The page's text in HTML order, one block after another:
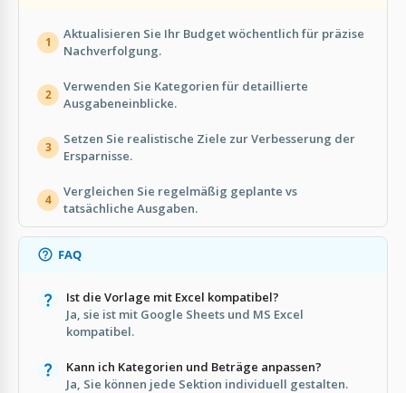
1
Aktualisieren Sie Ihr Budget wöchentlich für präzise
Nachverfolgung.
2
Verwenden Sie Kategorien für detaillierte
Ausgabeneinblicke.
3
Setzen Sie realistische Ziele zur Verbesserung der
Ersparnisse.
4
Vergleichen Sie regelmäßig geplante vs
tatsächliche Ausgaben.
FAQ
Ist die Vorlage mit Excel kompatibel?
Ja, sie ist mit Google Sheets und MS Excel
kompatibel.
Kann ich Kategorien und Beträge anpassen?
Ja, Sie können jede Sektion individuell gestalten.